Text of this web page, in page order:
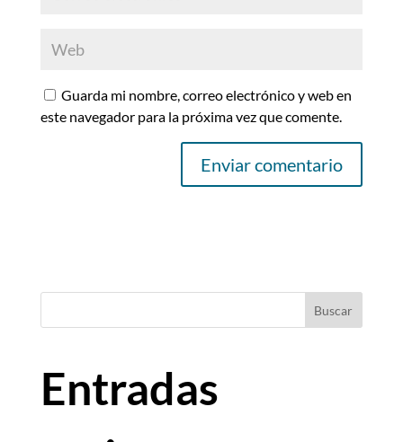
Guarda mi nombre, correo electrónico y web en
este navegador para la próxima vez que comente.
Buscar
Entradas